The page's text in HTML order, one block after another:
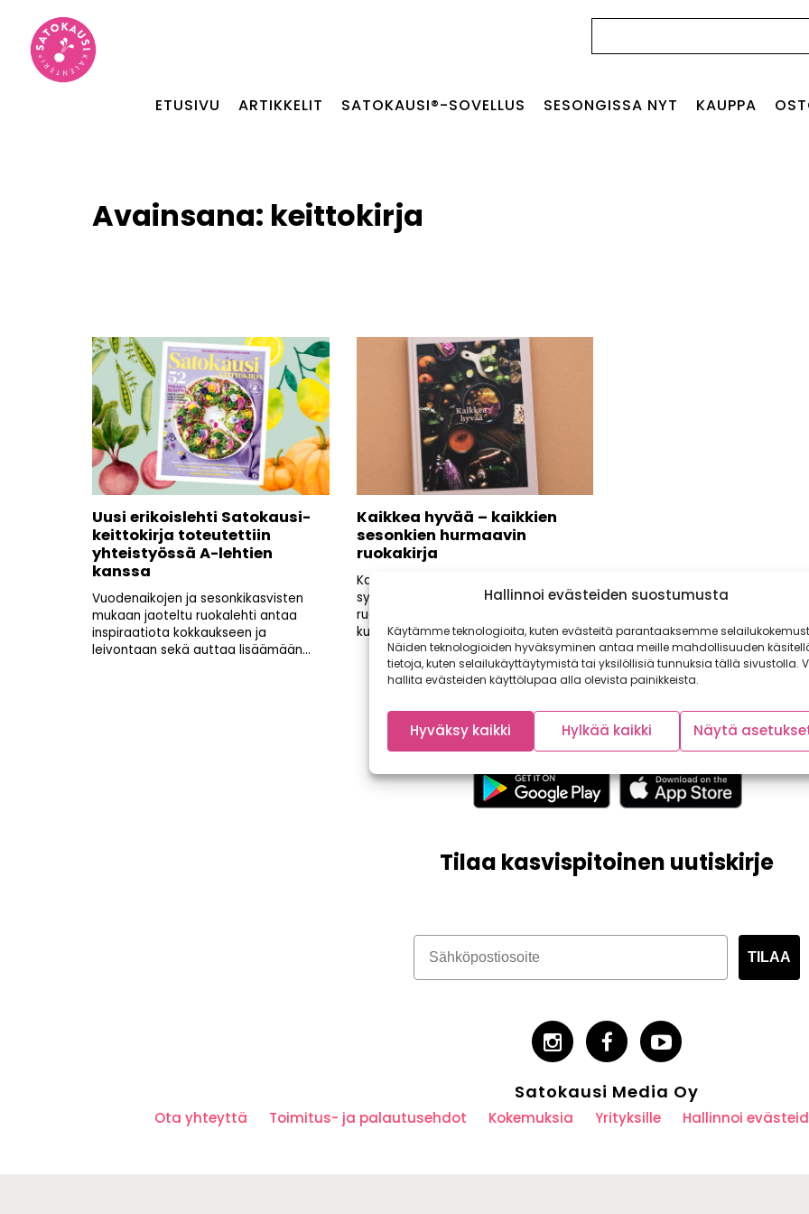
Hallinnoi evästeiden suostumusta
Käytämme teknologioita, kuten evästeitä parantaaksemme
Näiden teknologioiden hyväksyminen antaa meille mahdollisuuden
tietoja, kuten selailukäyttäytymistä tai yksilöllisiä tunnuksia tällä sivustolla.
hallita evästeiden käyttölupaa alla olevista painikkeista.
Hyväksy kaikki Hylkää kaikki Näytä
ETUSIVU ARTIKKELIT SATOKAUSI®-SOVELLUS SESONGISSA NYT KAUPPA
Avainsana: keittokirja
Uusi erikoislehti Satokausi-
keittokirja toteutettiin
yhteistyössä A-lehtien
kanssa
Vuodenaikojen ja sesonkikasvisten
mukaan jaoteltu ruokalehti antaa
inspiraatiota kokkaukseen ja
leivontaan sekä auttaa lisäämään...
Kaikkea hyvää – kaikkien
sesonkien hurmaavin
ruokakirja
Kaikkea hyvää -ruokakirja Haluaisitko
syödä herkullista ja hyvää tekevää
ruokaa vuoden jokaisena
kuukautena? Olemme...
Tilaa kasvispitoinen uutiskirje
TILAA
Satokausi Media Oy
Ota yhteyttä Toimitus- ja palautusehdot Kokemuksia Yrityksille Hallinnoi